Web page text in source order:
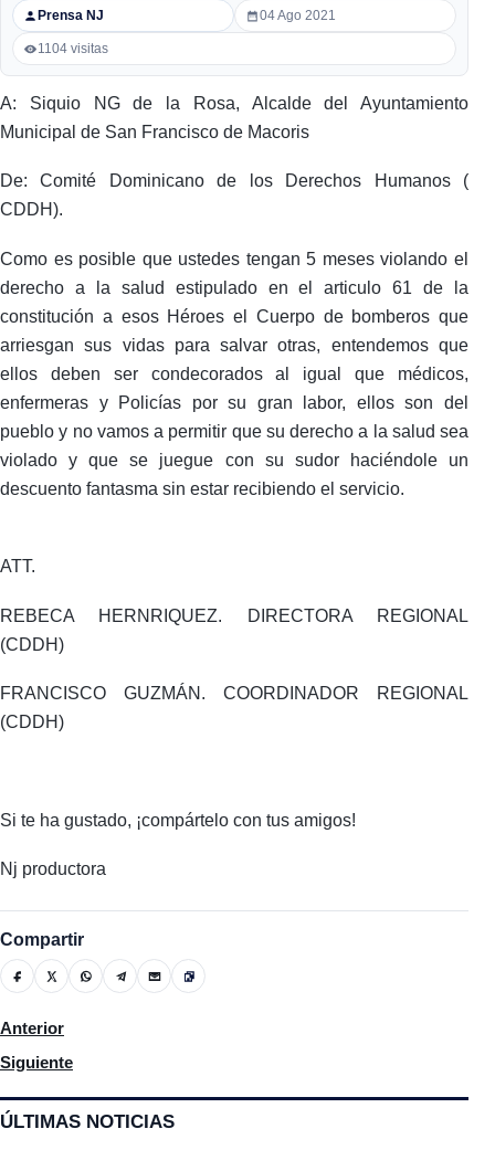
ÚLTIMAS NOTICIAS
Prensa NJ 04 Ago 2021
1104 visitas
A: Siquio NG de la Rosa, Alcalde del Ayuntamiento
Municipal de San Francisco de Macoris
De: Comité Dominicano de los Derechos Humanos (
CDDH).
Como es posible que ustedes tengan 5 meses violando el
derecho a la salud estipulado en el articulo 61 de la
constitución a esos Héroes el Cuerpo de bomberos que
arriesgan sus vidas para salvar otras, entendemos que
ellos deben ser condecorados al igual que médicos,
enfermeras y Policías por su gran labor, ellos son del
pueblo y no vamos a permitir que su derecho a la salud sea
violado y que se juegue con su sudor haciéndole un
descuento fantasma sin estar recibiendo el servicio.
ATT.
REBECA HERNRIQUEZ. DIRECTORA REGIONAL
(CDDH)
FRANCISCO GUZMÁN. COORDINADOR REGIONAL
(CDDH)
Si te ha gustado, ¡compártelo con tus amigos!
Nj productora
Compartir
Artículo anterior: Director del INAPA anuncia construcción de
Anterior
Artículo siguiente: Lanzamiento del proyecto de la
Siguiente